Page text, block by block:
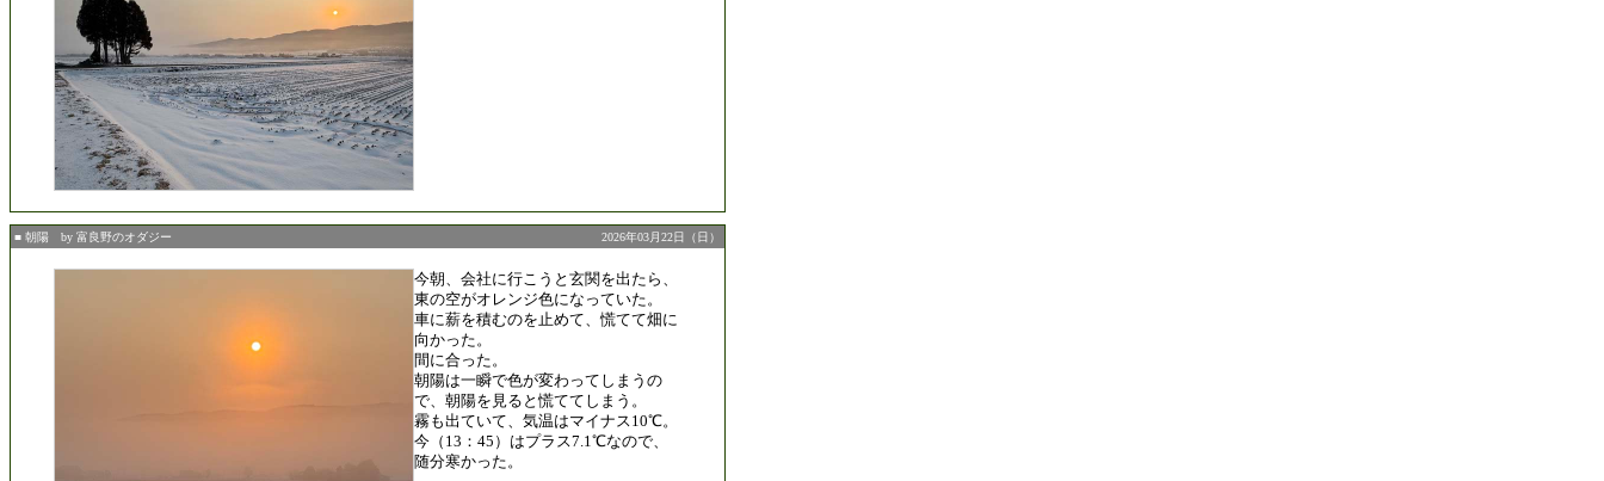
■ 朝陽 by 富良野のオダジー 2026年03月22日（日）
今朝、会社に行こうと玄関を出たら、
東の空がオレンジ色になっていた。
車に薪を積むのを止めて、慌てて畑に
向かった。
間に合った。
朝陽は一瞬で色が変わってしまうの
で、朝陽を見ると慌ててしまう。
霧も出ていて、気温はマイナス10℃。
今（13：45）はプラス7.1℃なので、
随分寒かった。